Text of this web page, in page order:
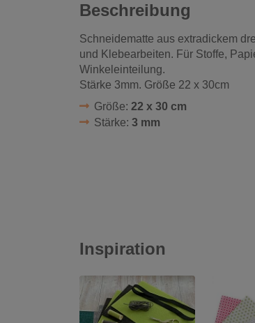
Beschreibung
Schneidematte aus extradickem
und Klebearbeiten. Für Stoffe,
Winkeleinteilung.
Stärke 3mm. Größe 22 x 30cm
Größe: 22 x 30 cm
Stärke: 3 mm
Inspiration